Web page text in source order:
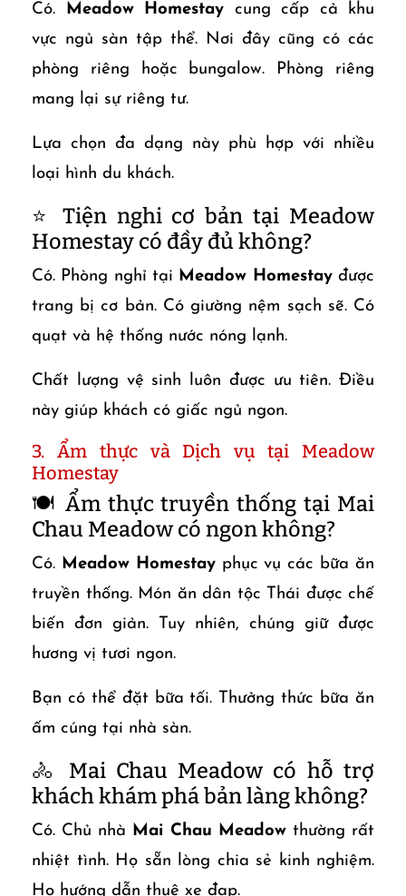
Có. Meadow Homestay cung cấp cả khu
vực ngủ sàn tập thể. Nơi đây cũng có các
phòng riêng hoặc bungalow. Phòng riêng
mang lại sự riêng tư.
Lựa chọn đa dạng này phù hợp với nhiều
loại hình du khách.
⭐ Tiện nghi cơ bản tại Meadow
Homestay có đầy đủ không?
Có. Phòng nghỉ tại Meadow Homestayđược
trang bị cơ bản. Có giường nệm sạch sẽ. Có
quạt và hệ thống nước nóng lạnh.
Chất lượng vệ sinh luôn được ưu tiên. Điều
này giúp khách có giấc ngủ ngon.
3. Ẩm thực và Dịch vụ tại Meadow
Homestay
🍽️ Ẩm thực truyền thống tại Mai
Chau Meadow có ngon không?
Có. Meadow Homestayphục vụ các bữa ăn
truyền thống. Món ăn dân tộc Thái được chế
biến đơn giản. Tuy nhiên, chúng giữ được
hương vị tươi ngon.
Bạn có thể đặt bữa tối. Thưởng thức bữa ăn
ấm cúng tại nhà sàn.
🚴 Mai Chau Meadow có hỗ trợ
khách khám phá bản làng không?
Có. Chủ nhà Mai Chau Meadowthường rất
nhiệt tình. Họ sẵn lòng chia sẻ kinh nghiệm.
Họ hướng dẫn thuê xe đạp.